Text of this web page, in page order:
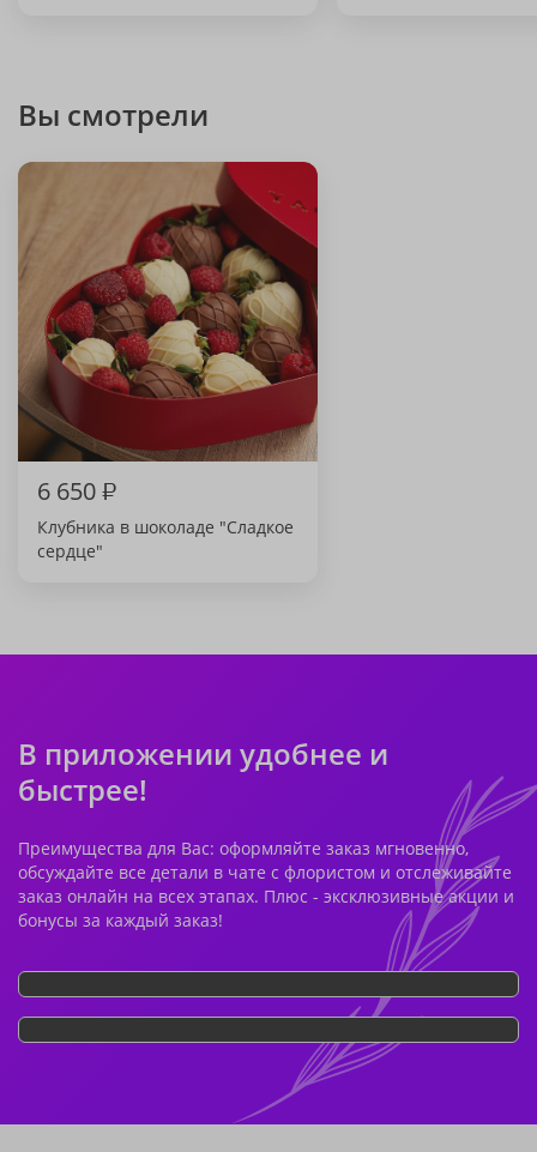
Вы смотрели
6 650₽
Клубника в шоколаде "Сладкое
сердце"
В приложении удобнее и
быстрее!
Преимущества для Вас: оформляйте заказ мгновенно,
обсуждайте все детали в чате с флористом и отслеживайте
заказ онлайн на всех этапах. Плюс - эксклюзивные акции и
бонусы за каждый заказ!